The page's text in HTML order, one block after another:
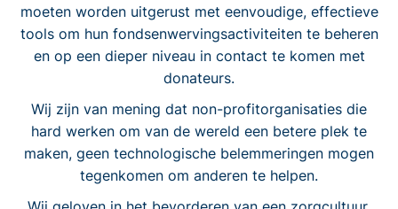
moeten worden uitgerust met eenvoudige, effectieve
tools om hun fondsenwervingsactiviteiten te beheren
en op een dieper niveau in contact te komen met
donateurs.
Wij zijn van mening dat non-profitorganisaties die
hard werken om van de wereld een betere plek te
maken, geen technologische belemmeringen mogen
tegenkomen om anderen te helpen.